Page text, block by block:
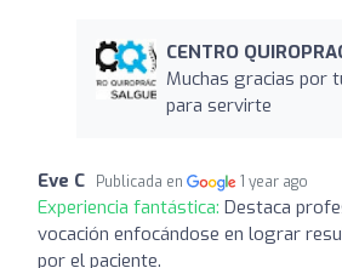
CENTRO
Muchas gracias por
para servirte
Eve C Publicada en 1 year ago
Experiencia fantástica: Destaca
vocación enfocándose en lograr
por el paciente.